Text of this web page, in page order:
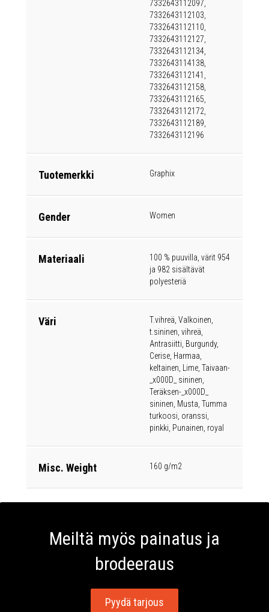
7332643112097,
7332643112103,
7332643112110,
7332643112127,
7332643112134,
7332643114138,
7332643112141,
7332643112158,
7332643112165,
7332643112172,
7332643112189,
7332643112196
Tuotemerkki Graphix
Gender Women
Materiaali
100 % puuvilla, värit 954
ja 982 sisältävät
polyesteriä
Väri
T.vihreä, Valkoinen,
t.sininen, vihreä,
Antrasiitti, Burgundy,
Cerise, Harmaa,
keltainen, Lime, Taivaan-
_x000D_ sininen,
Teräksen-_x000D_
sininen, Musta, Tumma
turkoosi, oranssi,
pinkki, Punainen, royal
Misc. Weight 160 g/m2
Meiltä myös painatus ja
brodeeraus
Pyydä tarjous